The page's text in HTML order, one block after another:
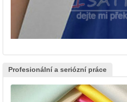
Profesionální a seriózní práce